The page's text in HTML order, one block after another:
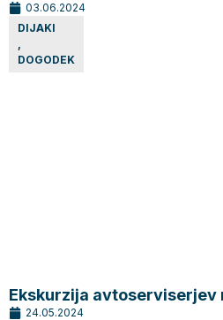
03.06.2024
DIJAKI
,
DOGODEK
Ekskurzija avtoserviserjev
24.05.2024